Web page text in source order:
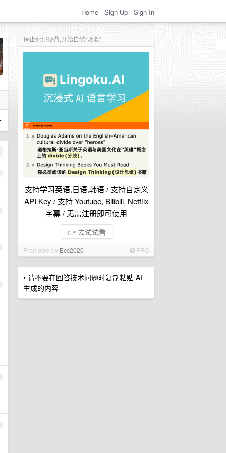
Home Sign Up Sign In
停止死记硬背,开始自然“吸收”
支持学习英语,日语,韩语 / 支持自定义
API Key / 支持 Youtube, Bilibili, Netflix
字幕 / 无需注册即可使用
👉 去试试看
Promoted by Ecc2020 PRO
• 请不要在回答技术问题时复制粘贴 AI
生成的内容